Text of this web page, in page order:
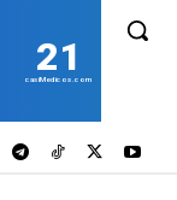
21
casiMedicos.com